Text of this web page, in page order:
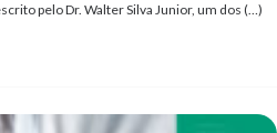
pelo Dr. Walter Silva Junior, um dos (…)